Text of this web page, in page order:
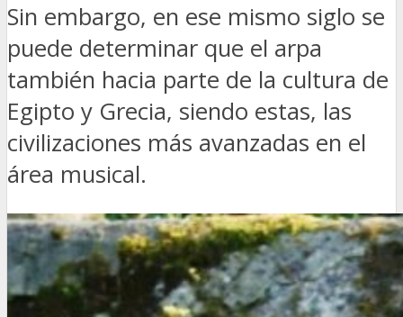
Sin embargo, en ese mismo siglo se
puede determinar que el arpa
también hacia parte de la cultura de
Egipto y Grecia, siendo estas, las
civilizaciones más avanzadas en el
área musical.